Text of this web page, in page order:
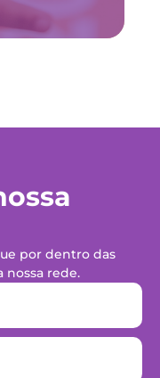
por dentro das
nossa rede.